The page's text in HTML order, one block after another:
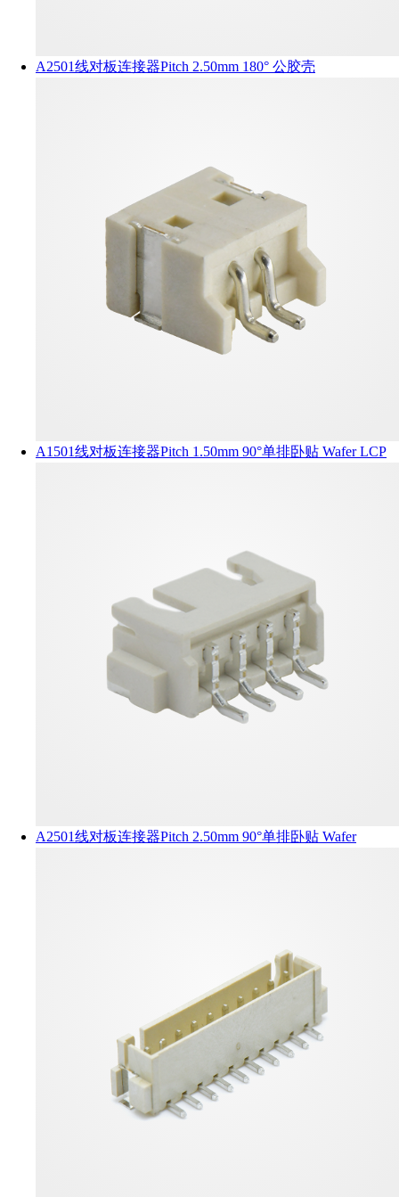
A2501线对板连接器Pitch 2.50mm 180° 公胶壳
A1501线对板连接器Pitch 1.50mm 90°单排卧贴 Wafer LCP
A2501线对板连接器Pitch 2.50mm 90°单排卧贴 Wafer